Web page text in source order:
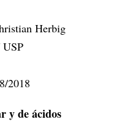
Herbig
2018
y de ácidos